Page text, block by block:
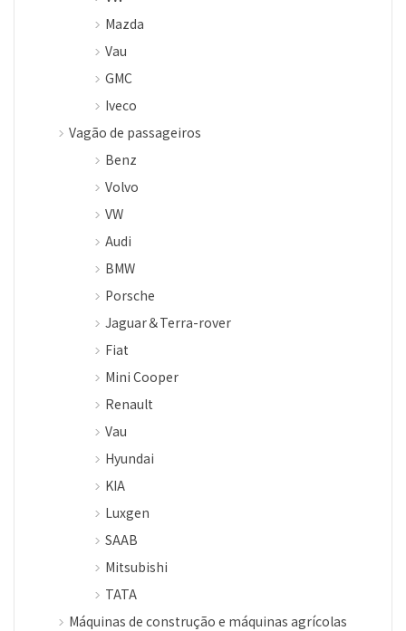
Mazda
Vau
GMC
Iveco
Vagão de passageiros
Benz
Volvo
VW
Audi
BMW
Porsche
Jaguar＆Terra-rover
Fiat
Mini Cooper
Renault
Vau
Hyundai
KIA
Luxgen
SAAB
Mitsubishi
TATA
Máquinas de construção e máquinas agrícolas